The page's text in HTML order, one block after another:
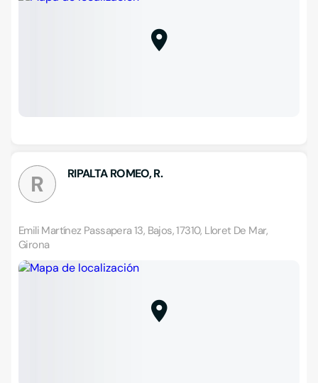
R RIPALTA ROMEO, R.
Emili Martínez Passapera 13, Bajos, 17310, Lloret De Mar,
Girona